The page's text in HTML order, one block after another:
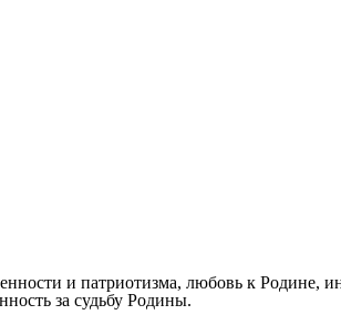
и патриотизма, любовь к Родине,
за судьбу Родины.